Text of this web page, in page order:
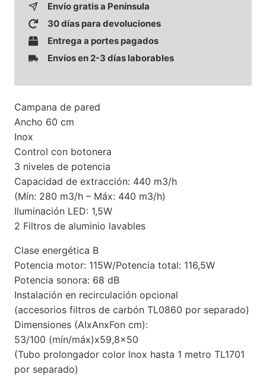
Envío gratis a Península
30 días para devoluciones
Entrega a portes pagados
Envíos en 2-3 días laborables
Campana de pared
Ancho 60 cm
Inox
Control con botonera
3 niveles de potencia
Capacidad de extracción: 440 m3/h
(Mín: 280 m3/h – Máx: 440 m3/h)
Iluminación LED: 1,5W
2 Filtros de aluminio lavables
Clase energética B
Potencia motor: 115W/Potencia total: 116,5W
Potencia sonora: 68 dB
Instalación en recirculación opcional
(accesorios filtros de carbón TL0860 por separado)
Dimensiones (AlxAnxFon cm):
53/100 (mín/máx)x59,8×50
(Tubo prolongador color Inox hasta 1 metro TL1701
por separado)